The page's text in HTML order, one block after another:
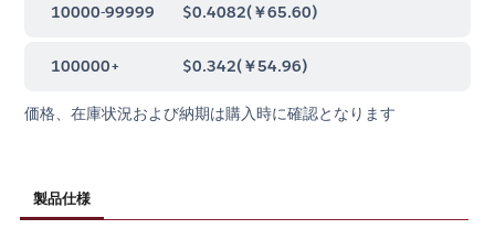
10000-99999 $0.4082(￥65.60)
100000+ $0.342(￥54.96)
価格、在庫状況および納期は購入時に確認となります
製品仕様